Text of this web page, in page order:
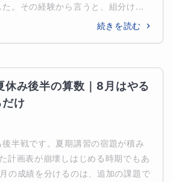
。その経験から言うと、組分け...
続きを読む
休み後半の算数｜8月はやる
け
半戦です。夏期講習の宿題が積み
計画表が崩壊しはじめる時期でもあ
の成績を分けるのは、追加の課題で